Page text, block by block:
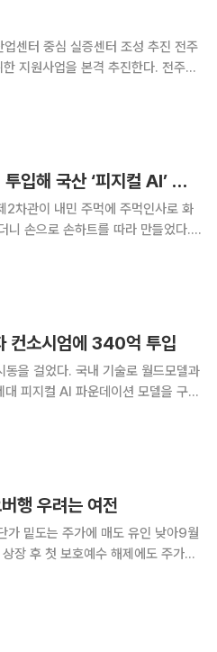
터 중심 실증센터 조성 추진 전주
사업을 본격 추진한다. 전주시
손하트 만들고 주먹인사로 교감…정부, 340억 투입해 국산 ‘피지컬 AI’ 모델 만든다
2차관이 내민 주먹에 주먹인사로 화
니 손으로 손하트를 따라 만들었다.
건을
컨소시엄에 340억 투입
을 걸었다. 국내 기술로 월드모델과
피지컬 AI 파운데이션 모델을 구현
발
행 우려는 여전
가 밑도는 주가에 매도 유인 낮아9월